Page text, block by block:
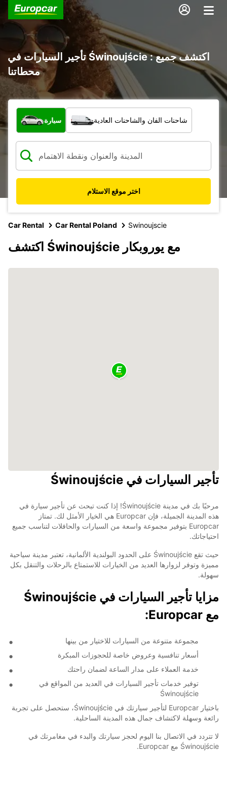
تأجير السيارات في Świnoujście : اكتشف جميع
محطاتنا
ما نوع المركبة؟
سيارة شاحنات الفان والشاحنات العادية
اختر موقع الاستلام
Car Rental Car Rental Poland Swinoujscie
اكتشف Świnoujście مع يوروبكار
تأجير السيارات في Świnoujście
مرحبًا بك في مدينة Świnoujście! إذا كنت تبحث عن تأجير سيارة في
هذه المدينة الجميلة، فإن Europcar هي الخيار الأمثل لك. تمتاز
Europcar بتوفير مجموعة واسعة من السيارات والحافلات لتناسب جميع
احتياجاتك.
حيث تقع Świnoujście على الحدود البولندية الألمانية، تعتبر مدينة سياحية
مميزة وتوفر لزوارها العديد من الخيارات للاستمتاع بالرحلات والتنقل بكل
سهولة.
مزايا تأجير السيارات في Świnoujście
مع Europcar:
مجموعة متنوعة من السيارات للاختيار من بينها
أسعار تنافسية وعروض خاصة للحجوزات المبكرة
خدمة العملاء على مدار الساعة لضمان راحتك
توفير خدمات تأجير السيارات في العديد من المواقع في
Świnoujście
باختيار Europcar لتأجير سيارتك في Świnoujście، ستحصل على تجربة
رائعة وسهلة لاكتشاف جمال هذه المدينة الساحلية.
لا تتردد في الاتصال بنا اليوم لحجز سيارتك والبدء في مغامرتك في
Świnoujście مع Europcar.